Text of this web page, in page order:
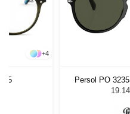
+4
C5
Persol PO